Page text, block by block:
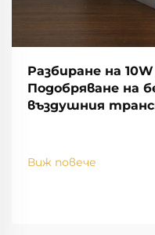
Разбиране на
Подобряване на
въздушния
Виж повече